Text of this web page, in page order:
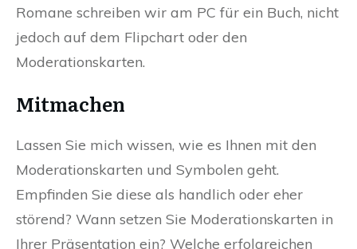
Romane schreiben wir am PC für ein Buch, nicht
jedoch auf dem Flipchart oder den
Moderationskarten.
Mitmachen
Lassen Sie mich wissen, wie es Ihnen mit den
Moderationskarten und Symbolen geht.
Empfinden Sie diese als handlich oder eher
störend? Wann setzen Sie Moderationskarten in
Ihrer Präsentation ein? Welche erfolgreichen